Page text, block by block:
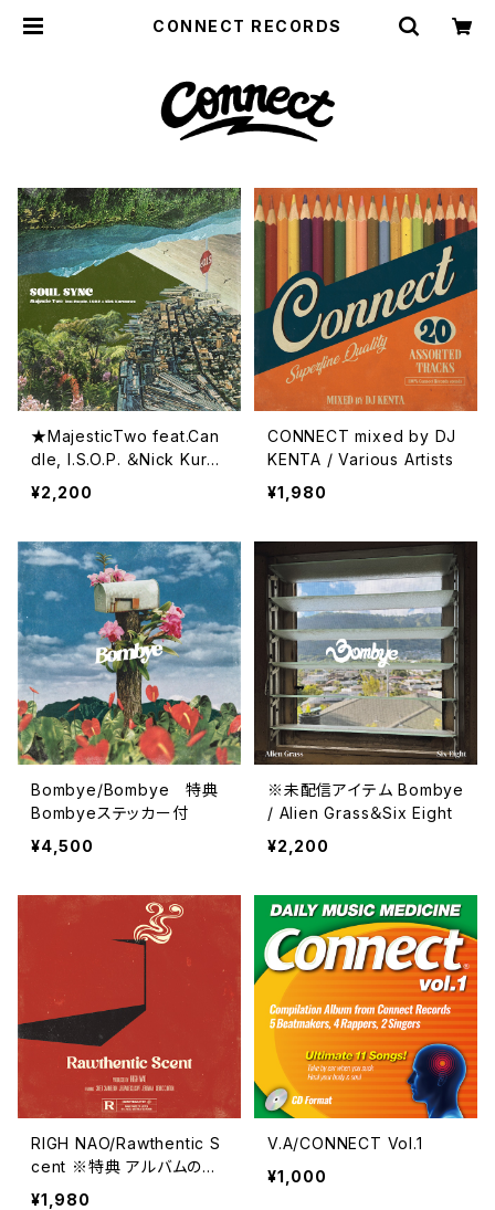
CONNECT RECORDS
★MajesticTwo feat.Can
dle, I.S.O.P. ＆Nick Kuros
awa/SOUL SYNC ★DJ K
ENTA feat.Nick Kurosaw
¥2,200
CONNECT mixed by DJ
KENTA / Various Artists
¥1,980
Bombye/Bombye 特典
Bombyeステッカー付
¥4,500
※未配信アイテム Bombye
/ Alien Grass＆Six Eight
¥2,200
RIGH NAO/Rawthentic S
cent ※特典 アルバムのイ
ンスト盤
¥1,980
V.A/CONNECT Vol.1
¥1,000